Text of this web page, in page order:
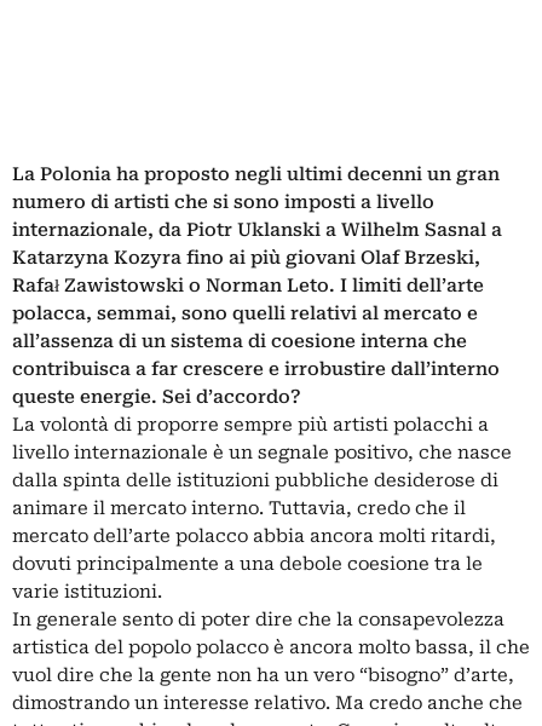
La Polonia ha proposto negli ultimi decenni un gran
numero di artisti che si sono imposti a livello
internazionale, da Piotr Uklanski a Wilhelm Sasnal a
Katarzyna Kozyra fino ai più giovani Olaf Brzeski,
Rafał Zawistowski o Norman Leto. I limiti dell’arte
polacca, semmai, sono quelli relativi al mercato e
all’assenza di un sistema di coesione interna che
contribuisca a far crescere e irrobustire dall’interno
queste energie. Sei d’accordo?
La volontà di proporre sempre più artisti polacchi a
livello internazionale è un segnale positivo, che nasce
dalla spinta delle istituzioni pubbliche desiderose di
animare il mercato interno. Tuttavia, credo che il
mercato dell’arte polacco abbia ancora molti ritardi,
dovuti principalmente a una debole coesione tra le
varie istituzioni.
In generale sento di poter dire che la consapevolezza
artistica del popolo polacco è ancora molto bassa, il che
vuol dire che la gente non ha un vero “bisogno” d’arte,
dimostrando un interesse relativo. Ma credo anche che